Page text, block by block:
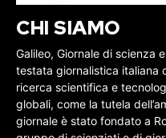
CHI SIAMO
Galileo, Giornale di scienza
testata giornalistica italiana
ricerca scientifica e
globali, come la tutela
giornale è stato fondato a